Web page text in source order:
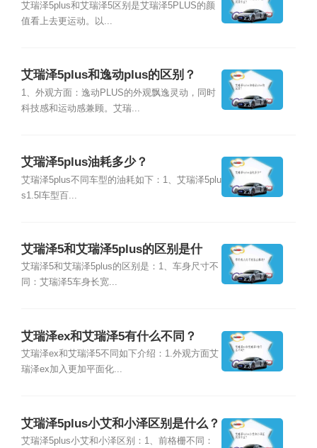
艾瑞泽5plus和艾瑞泽5区别是艾瑞泽5PLUS的颜
值看上去更运动。以...
艾瑞泽5plus和逸动plus的区别？
1、外观方面：逸动PLUS的外观飘逸灵动，同时
科技感和运动感兼顾。艾瑞...
艾瑞泽5plus油耗多少？
艾瑞泽5plus不同车型的油耗如下：1、艾瑞泽5plu
s1.5l车型百...
艾瑞泽5和艾瑞泽5plus的区别是什
么？
艾瑞泽5和艾瑞泽5plus的区别是：1、车身尺寸不
同：艾瑞泽5车身长宽...
艾瑞泽ex和艾瑞泽5有什么不同？
艾瑞泽ex和艾瑞泽5不同如下介绍：1.外观方面艾
瑞泽ex加入更加平面化...
艾瑞泽5plus小艾和小泽区别是什么？
艾瑞泽5plus小艾和小泽区别：1、前格栅不同：